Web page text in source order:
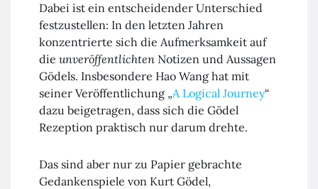
Dabei ist ein entscheidender Unterschied
festzustellen: In den letzten Jahren
konzentrierte sich die Aufmerksamkeit auf
die unveröffentlichten Notizen und Aussagen
Gödels. Insbesondere Hao Wang hat mit
seiner Veröffentlichung „A Logical Journey“
dazu beigetragen, dass sich die Gödel
Rezeption praktisch nur darum drehte.
Das sind aber nur zu Papier gebrachte
Gedankenspiele von Kurt Gödel,